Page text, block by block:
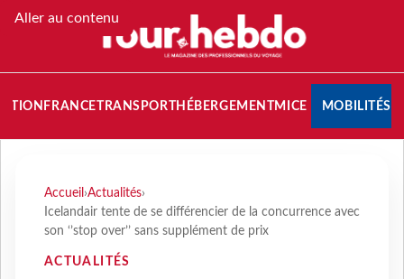
Aller au contenu
FRANCETRANSPORT HÉBERGEMENTMICE MOBILITÉS
Accueil ›Actualités›
Icelandair tente de se différencier de la concurrence avec
son ‘’stop over’’ sans supplément de prix
ACTUALITÉS